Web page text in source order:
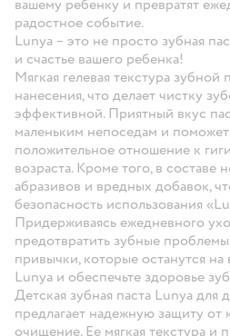
вашему ребенку и превратят
радостное событие.
Lunya – это не просто зубная
и счастье вашего ребенка!
Мягкая гелевая текстура зубной
нанесения, что делает чистку
эффективной. Приятный вкус
маленьким непоседам и
положительное отношение к
возраста. Кроме того, в составе
абразивов и вредных добавок,
безопасность использования
Придерживаясь ежедневного
предотвратить зубные
привычки, которые останутся
Lunya и обеспечьте здоровье
Детская зубная паста Lunya для
предлагает надежную защиту от
очищение. Ее мягкая текстура и